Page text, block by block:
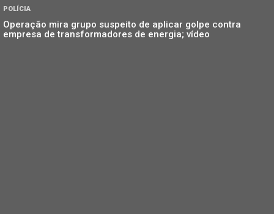
POLÍCIA
Operação mira grupo suspeito de aplicar golpe contra
empresa de transformadores de energia; vídeo